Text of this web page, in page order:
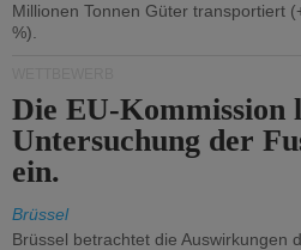
Millionen Tonnen Güter transportiert
%).
Die EU-Kommission
Untersuchung der
ein.
Brüssel
Brüssel betrachtet die Auswirkungen